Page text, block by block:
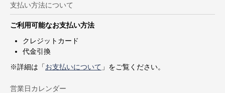
支払い方法について
ご利用可能なお支払い方法
クレジットカード
代金引換
※詳細は「お支払いについて 」をご覧ください。
営業日カレンダー